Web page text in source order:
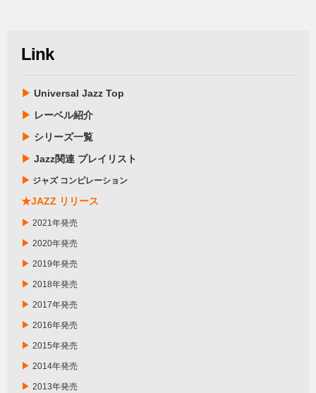
Link
▶ Universal Jazz Top
▶ レーベル紹介
▶ シリーズ一覧
▶ Jazz関連 プレイリスト
▶ ジャズ コンピレーション
★JAZZ リリース
▶ 2021年発売
▶ 2020年発売
▶ 2019年発売
▶ 2018年発売
▶ 2017年発売
▶ 2016年発売
▶ 2015年発売
▶ 2014年発売
▶ 2013年発売